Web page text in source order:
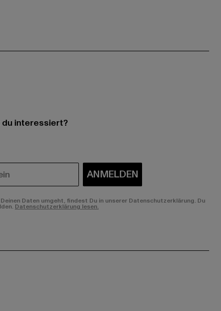
interessiert?
ANMELDEN
Daten umgeht, findest Du in unserer Datenschutzerklärung. Du
Datenschutzerklärung lesen.